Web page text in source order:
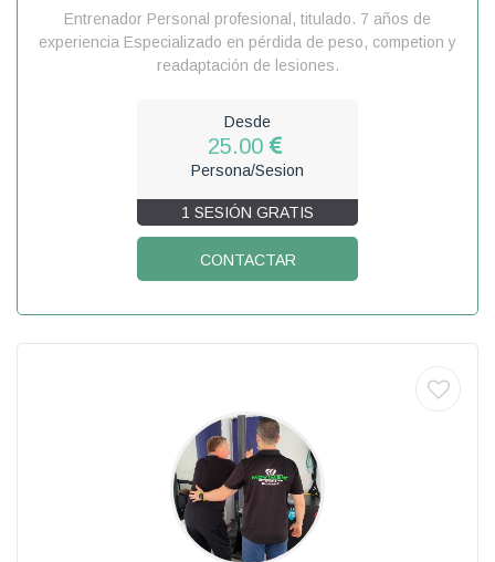
Entrenador Personal profesional, titulado. 7 años de
experiencia Especializado en pérdida de peso, competion y
readaptación de lesiones.
Desde
25.00
Persona/Sesion
1 SESIÓN GRATIS
CONTACTAR